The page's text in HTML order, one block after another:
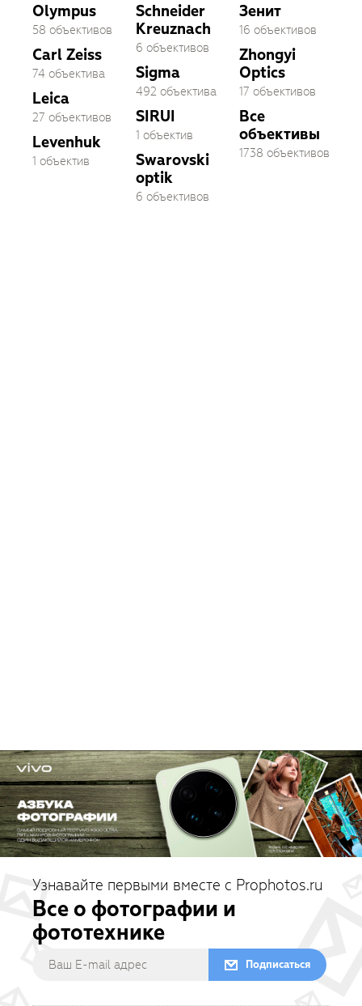
Olympus
58 объективов
Carl Zeiss
74 объектива
Leica
27 объективов
Levenhuk
1 объектив
Schneider
Kreuznach
6 объективов
Sigma
492 объектива
SIRUI
1 объектив
Swarovski
optik
6 объективов
Зенит
16 объективов
Zhongyi
Optics
17 объективов
Все
объективы
1738 объективов
Узнавайте первыми вместе с Prophotos.ru
Все о фотографии и
фототехнике
Подписаться